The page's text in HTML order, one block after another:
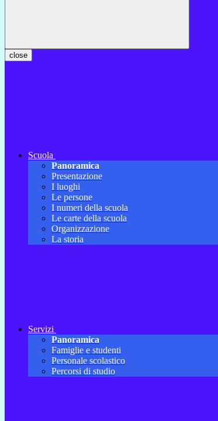
close
Scuola
Panoramica
Presentazione
I luoghi
Le persone
I numeri della scuola
Le carte della scuola
Organizzazione
La storia
Servizi
Panoramica
Famiglie e studenti
Personale scolastico
Percorsi di studio